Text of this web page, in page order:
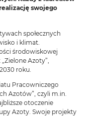
swojego
społecznych
i klimat.
środowiskowej
Azoty”,
roku.
Pracowniczego
Azotów”, czyli m.in.
otoczenie
Azoty. Swoje projekty